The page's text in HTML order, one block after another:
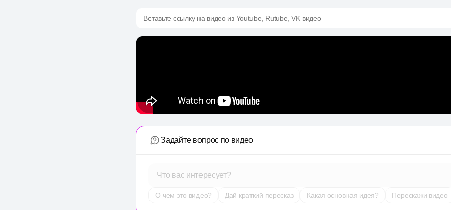
Вставьте ссылку на видео из Youtube, Rutube, VK видео
Задайте вопрос по видео
Что вас интересует?
О чем это видео? Дай краткий пересказ Какая основная идея? Перескажи видео